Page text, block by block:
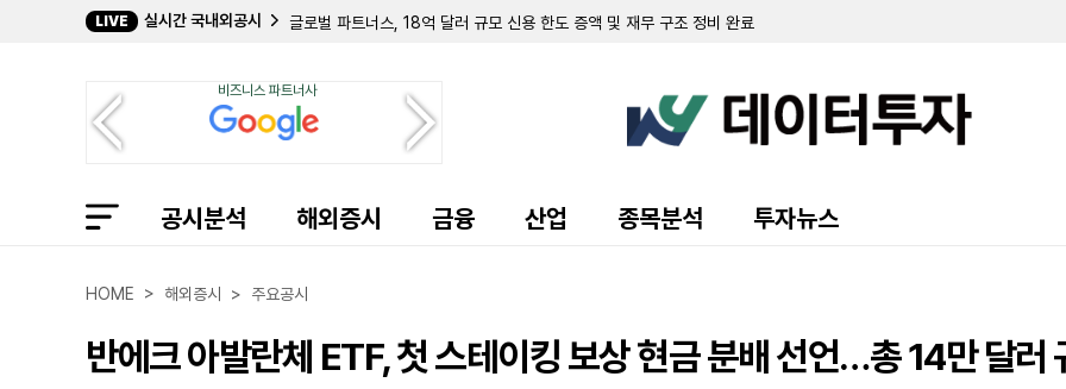
LIVE 실시간 국내외공시
글로벌 파트너스, 18억 달러 규모 신용 한도 증액 및 재무 구조 정비 완료
젠팩트, 상반기 영업현금흐름 4891만 달러로 급감…인수 대금 지급 등 영향
유나이티드 가디언, 2분기 순이익 16% 증가…화장품 원료 판매 호조
매튜스 인터내셔널, 3분기 순손실 2369만 달러 기록…적자 전환
캐피톨 페더럴 파이낸셜, 3분기 순이익 2357만 달러 기록... 전년 동기 대비 28% 증가
아르테시언 리소시스, 2분기 순이익 660만 달러…전년 대비 4.5% 증가
비즈니스 파트너사
공시분석 해외증시 금융 산업 종목분석 투자뉴스
HOME > 해외증시 > 주요공시
반에크 아발란체 ETF, 첫 스테이킹 보상 현금 분배 선언…총 14만 달러